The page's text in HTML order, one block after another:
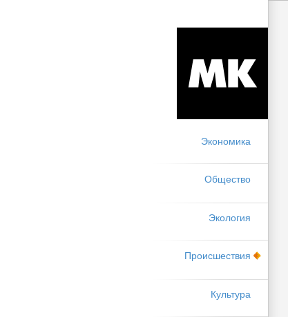
Экономика
Общество
Экология
Происшествия
Культура